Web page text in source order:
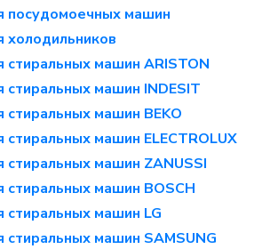
посудомоечных машин
холодильников
стиральных машин ARISTON
стиральных машин INDESIT
стиральных машин BEKO
стиральных машин ELECTROLUX
стиральных машин ZANUSSI
стиральных машин BOSCH
стиральных машин LG
стиральных машин SAMSUNG